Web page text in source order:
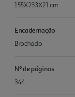
155X233X21 cm
Encadernação
Brochado
Nº de páginas
344